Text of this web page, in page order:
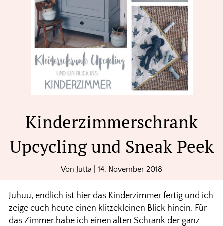
Kinderzimmerschrank
Upcycling und Sneak Peek
Von Jutta 14. November 2018
Juhuu, endlich ist hier das Kinderzimmer fertig und ich
zeige euch heute einen klitzekleinen Blick hinein. Für
das Zimmer habe ich einen alten Schrank der ganz